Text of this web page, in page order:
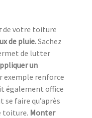
de votre toiture
de pluie.Sachez
de lutter
un
exemple renforce
également office
faire qu’après
toiture. Monter